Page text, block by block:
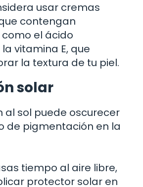
usar cremas
contengan
el ácido
vitamina E, que
la textura de tu piel.
solar
al sol puede oscurecer
de pigmentación en la
tiempo al aire libre,
protector solar en